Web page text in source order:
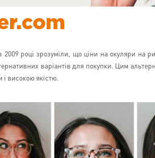
році зрозуміли, що ціни на окуляри на
варіантів для покупки. Цим
високою якістю.